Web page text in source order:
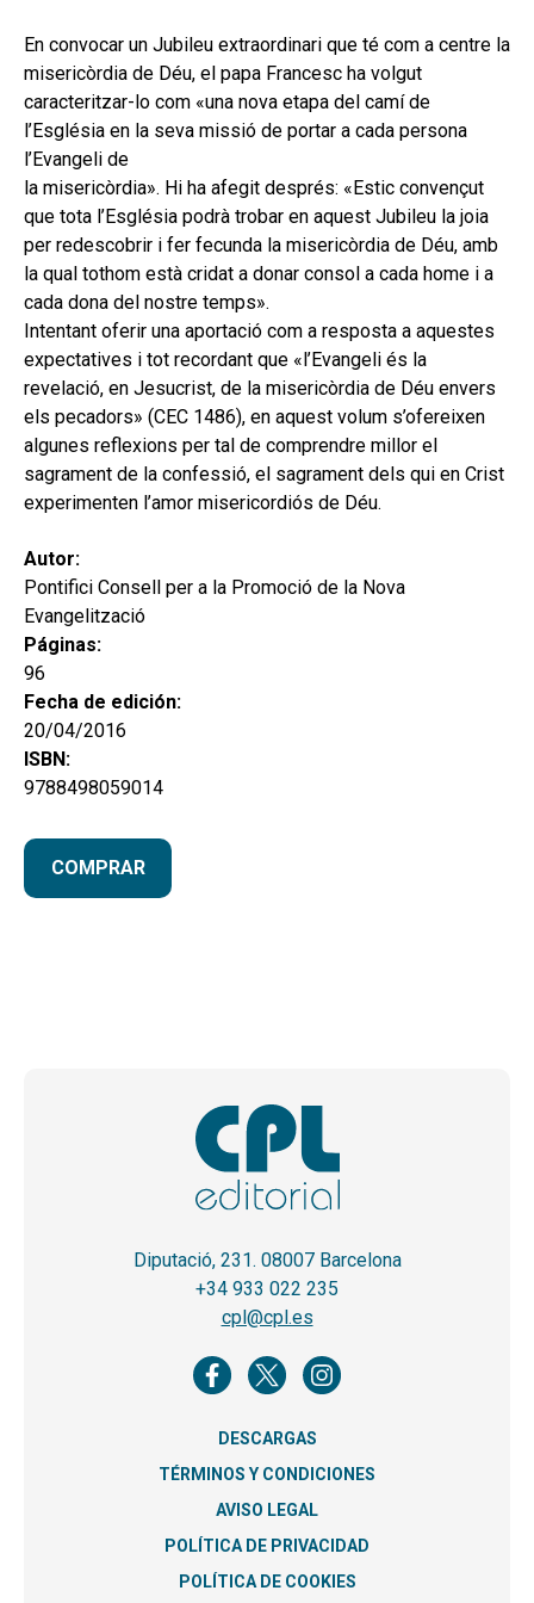
BUSCAR
CAT
ESP
En convocar un Jubileu extraordinari que té com a centre la
misericòrdia de Déu, el papa Francesc ha volgut
caracteritzar-lo com «una nova etapa del camí de
l’Església en la seva missió de portar a cada persona
l’Evangeli de
la misericòrdia». Hi ha afegit després: «Estic convençut
que tota l’Església podrà trobar en aquest Jubileu la joia
per redescobrir i fer fecunda la misericòrdia de Déu, amb
la qual tothom està cridat a donar consol a cada home i a
cada dona del nostre temps».
Intentant oferir una aportació com a resposta a aquestes
expectatives i tot recordant que «l’Evangeli és la
revelació, en Jesucrist, de la misericòrdia de Déu envers
els pecadors» (CEC 1486), en aquest volum s’ofereixen
algunes reflexions per tal de comprendre millor el
sagrament de la confessió, el sagrament dels qui en Crist
experimenten l’amor misericordiós de Déu.
Autor:
Pontifici Consell per a la Promoció de la Nova
Evangelització
Páginas:
96
Fecha de edición:
20/04/2016
ISBN:
9788498059014
COMPRAR
Diputació, 231. 08007 Barcelona
+34 933 022 235
cpl@cpl.es
DESCARGAS
TÉRMINOS Y CONDICIONES
AVISO LEGAL
POLÍTICA DE PRIVACIDAD
POLÍTICA DE COOKIES